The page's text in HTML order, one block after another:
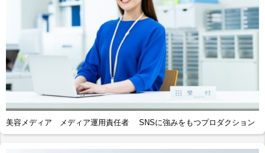
美容メディア メディア運用責任者 SNSに強みをもつプロダクション